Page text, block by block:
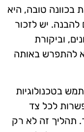
בכוונה טובה, היא
יש לזכור
וביקורת
להתפרש באותה
בטכנולוגיות
לכל צד
תהליך זה לא רק